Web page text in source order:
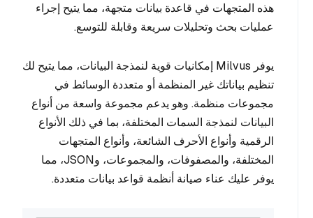
هذه المتجهات في قاعدة بيانات متجهة، مما يتيح إجراء
عمليات بحث وتحليلات سريعة وقابلة للتوسع.
يوفر Milvus إمكانيات قوية لنمذجة البيانات، مما يتيح لك
تنظيم بياناتك غير المنظمة أو متعددة الوسائط في
مجموعات منظمة. وهو يدعم مجموعة واسعة من أنواع
البيانات لنمذجة السمات المختلفة، بما في ذلك الأنواع
الرقمية وأنواع الأحرف الشائعة، وأنواع المتجهات
المختلفة، والمصفوفات، والمجموعات، وJSON، مما
يوفر عليك عناء صيانة أنظمة قواعد بيانات متعددة.